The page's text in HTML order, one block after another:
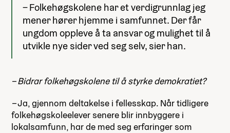
– Folkehøgskolene har et verdigrunnlag jeg
mener hører hjemme i samfunnet. Der får
ungdom oppleve å ta ansvar og mulighet til å
utvikle nye sider ved seg selv, sier han.
– Bidrar folkehøgskolene til å styrke demokratiet?
–Ja, gjennom deltakelse i fellesskap. Når tidligere
folkehøgskoleelever senere blir innbyggere i
lokalsamfunn, har de med seg erfaringer som